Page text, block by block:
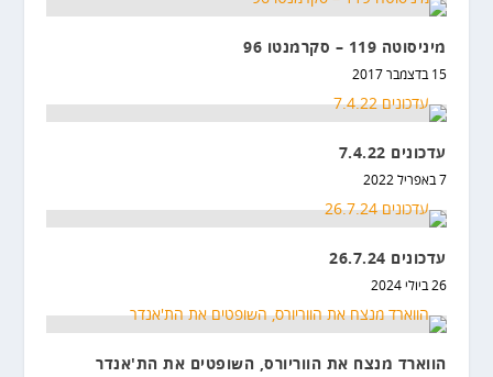
מיניסוטה 119 – סקרמנטו 96
15 בדצמבר 2017
עדכונים 7.4.22
7 באפריל 2022
עדכונים 26.7.24
26 ביולי 2024
הווארד מנצח את הווריורס, השופטים את הת'אנדר